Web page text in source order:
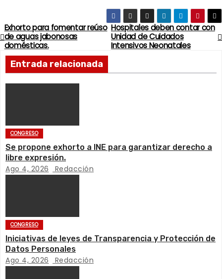
N
a
v
a
c
n
d
e
Hospitales deben contar con
Unidad de Cuidados
Intensivos Neonatales
Exhorto para fomentar reúso
de aguas jabonosas
domésticas.
Entrada relacionada
CONGRESO
Se propone exhorto a INE para garantizar derecho a
libre expresión.
Ago 4, 2026 Redacción
CONGRESO
Iniciativas de leyes de Transparencia y Protección de
Datos Personales
Ago 4, 2026 Redacción